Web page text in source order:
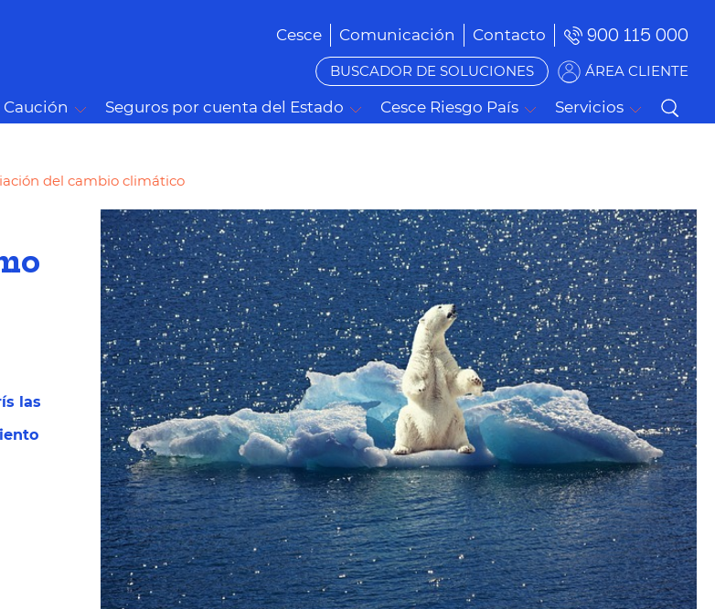
Cesce Comunicación Contacto 900 115 000
BUSCADOR DE SOLUCIONES ÁREA CLIENTE
Caución Seguros por cuenta del Estado Cesce Riesgo País Servicios
del cambio climático
las